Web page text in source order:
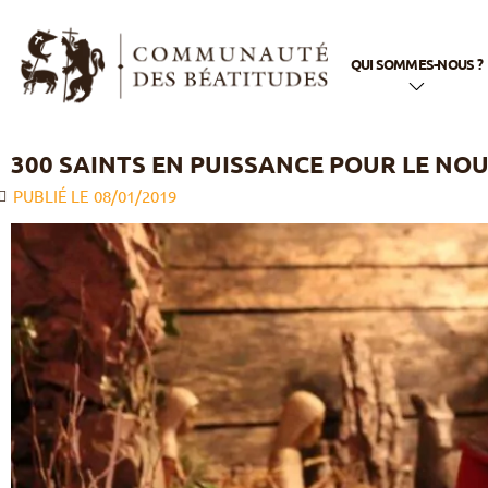
QUI SOMMES-NOUS ?
Notre histoire
Notre appel
Notre spiritualité
Notre vie
apostolique
La famille
Béatitudes
300 SAINTS EN PUISSANCE POUR LE
PUBLIÉ LE 08/01/2019